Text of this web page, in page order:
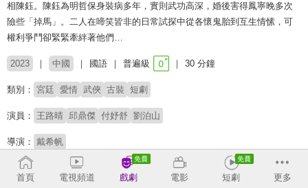
相陳鈺。陳鈺為明哲保身裝病多年，實則武功高深，婚後害得鳳寧晚多次
險些「掉馬」。二人在啼笑皆非的日常試探中從各懷鬼胎到互生情愫，可
權利爭鬥卻緊緊牽絆著他們…
2023 中國 國語 普遍級 30 分鐘
類別： 宮廷 愛情 武俠 古裝 短劇
演員： 王路晴 邱鼎傑 付妤舒 劉泊山
導演： 戴希帆
# 短劇 # 短劇推薦# 熱門短劇
# 免費短劇
首頁
電視頻道 戲劇 電影 短劇 更多